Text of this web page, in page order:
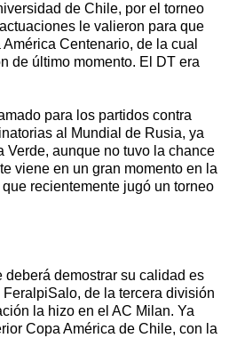
de Chile, por el torneo
le valieron para que
Centenario, de la cual
de último momento. El DT era
para los partidos contra
al Mundial de Rusia, ya
Verde, aunque no tuvo la chance
viene en un gran momento en la
que recientemente jugó un torneo
deberá demostrar su calidad es
de la tercera división
la hizo en el AC Milan. Ya
Copa América de Chile, con la